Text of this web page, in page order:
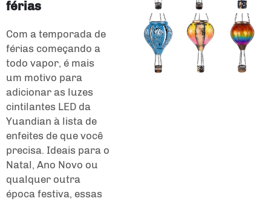
férias
Com a temporada de
férias começando a
todo vapor, é mais
um motivo para
adicionar as luzes
cintilantes LED da
Yuandian à lista de
enfeites de que você
precisa. Ideais para o
Natal, Ano Novo ou
qualquer outra
época festiva, essas